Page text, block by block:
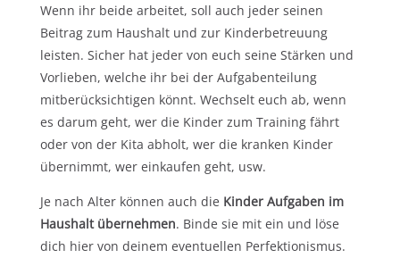
Wenn ihr beide arbeitet, soll auch jeder seinen
Beitrag zum Haushalt und zur Kinderbetreuung
leisten. Sicher hat jeder von euch seine Stärken und
Vorlieben, welche ihr bei der Aufgabenteilung
mitberücksichtigen könnt. Wechselt euch ab, wenn
es darum geht, wer die Kinder zum Training fährt
oder von der Kita abholt, wer die kranken Kinder
übernimmt, wer einkaufen geht, usw.
Je nach Alter können auch die Kinder Aufgaben im
Haushalt übernehmen. Binde sie mit ein und löse
dich hier von deinem eventuellen Perfektionismus.